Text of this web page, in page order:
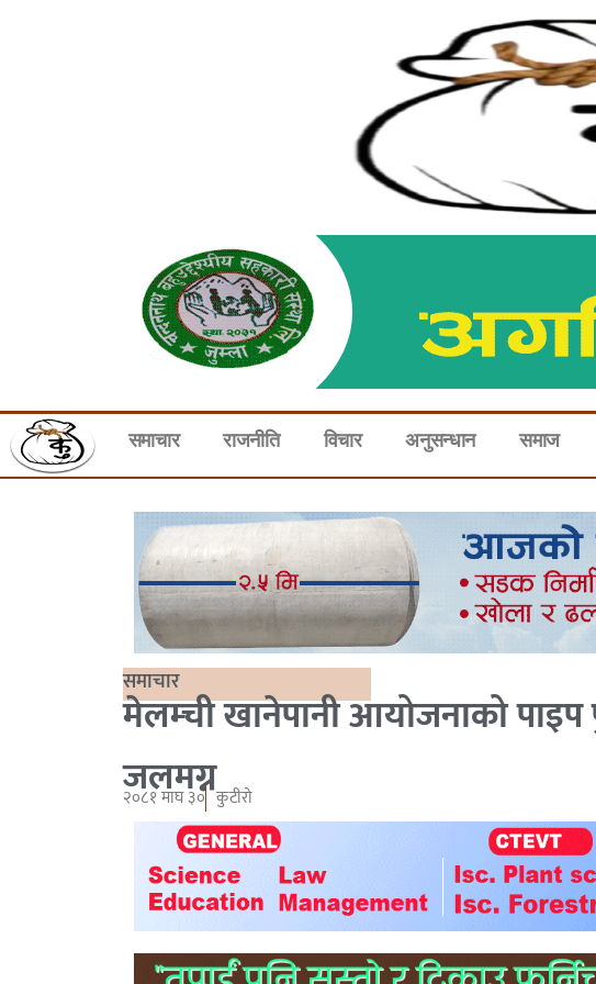
समाचार राजनीति विचार अनुसन्धान समाज
समाचार
मेलम्ची खानेपानी आयोजनाको
जलमग्न
२०८१ माघ ३० कुटीरो